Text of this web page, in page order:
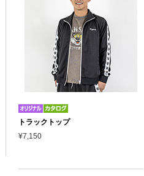
トラックトップ
¥7,150